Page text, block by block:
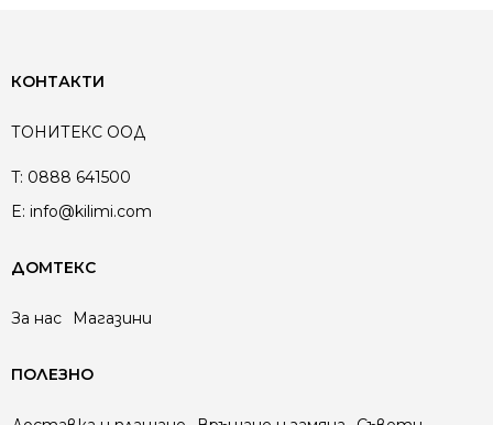
КОНТАКТИ
ТОНИТЕКС ООД
T: 0888 641500
E: info@kilimi.com
ДОМТЕКС
За нас Магазини
ПОЛЕЗНО